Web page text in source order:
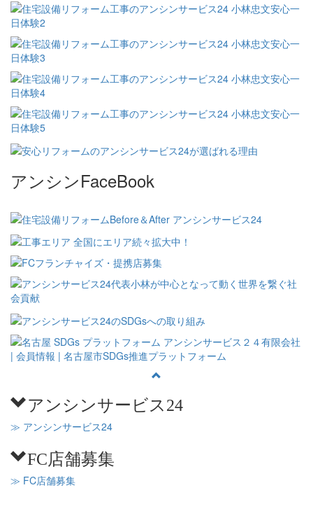
アンシンFaceBook
アンシンサービス24
≫ アンシンサービス24
FC店舗募集
≫ FC店舗募集